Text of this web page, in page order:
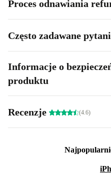
Proces odnawiania
Często zadawane
Informacje o
produktu
Recenzje (4.6)